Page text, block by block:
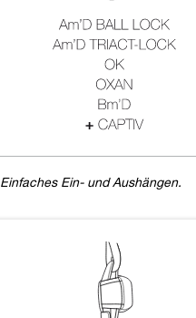
Einfaches Ein- und Aushängen.